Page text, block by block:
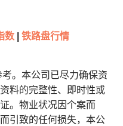
数 铁路盘行情
。本公司已尽力确保资
料的完整性、即时性或
。物业状况因个案而
引致的任何损失，本公